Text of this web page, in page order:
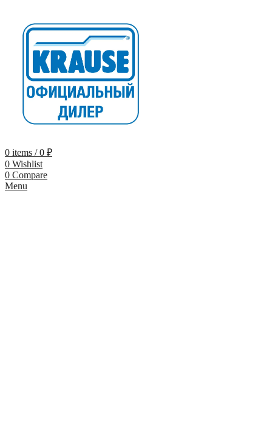
0 items / 0 ₽
0 Wishlist
0 Compare
Menu